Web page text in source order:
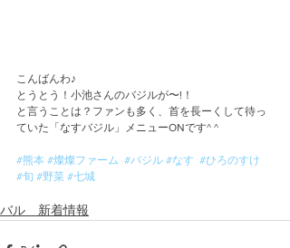
こんばんわ♪
とうとう！小池さんのバジルが〜!！
と言うことは？ファンも多く、首を長ーくして待っ
ていた「なすバジル」メニューONです^ ^
#熊本 #燦燦ファーム #バジル #なす #ひろのすけ
#旬 #野菜 #七城
バル 新着情報